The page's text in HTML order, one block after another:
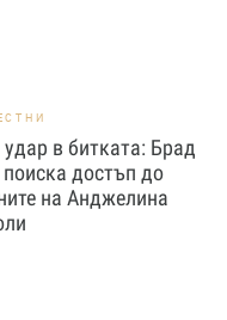
в битката: Брад
достъп до
на Анджелина